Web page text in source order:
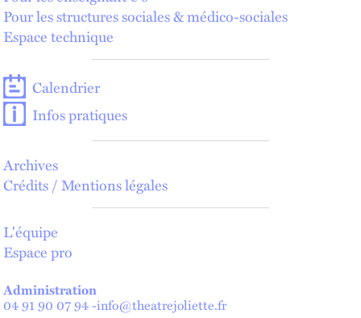
Pour les structures sociales & médico-sociales
Espace technique
Calendrier
Infos pratiques
Archives
Crédits / Mentions légales
L'équipe
Espace pro
Administration
04 91 90 07 94-info@theatrejoliette.fr